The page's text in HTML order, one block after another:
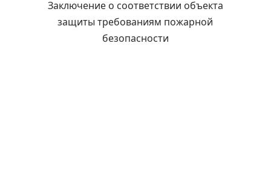
Заключение о соответствии объекта
защиты требованиям пожарной
безопасности